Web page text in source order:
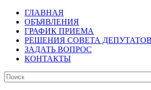
ГЛАВНАЯ
ОБЪЯВЛЕНИЯ
ГРАФИК ПРИЕМА
РЕШЕНИЯ СОВЕТА ДЕПУТАТОВ
ЗАДАТЬ ВОПРОС
КОНТАКТЫ